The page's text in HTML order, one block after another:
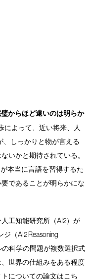
からほど遠いのは明らか
によって、近い将来、人
、しっかりと物が言える
いかと期待されている。
本当に言語を習得するた
であることが明らかにな
工知能研究所（AI2）が
（AI2 Reasoning
の科学の問題が複数選択式
世界の仕組みをある程度
についての論文はこち